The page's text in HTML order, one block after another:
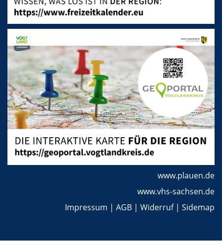
www.plauen.de
www.vhs-sachsen.de
Impressum | AGB | Widerruf| Sidemap